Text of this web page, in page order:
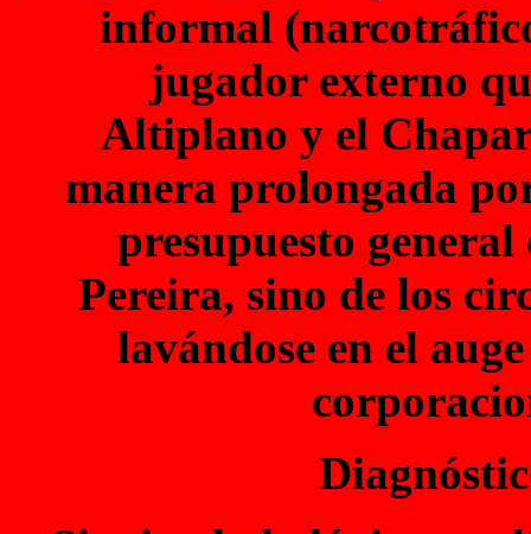
informal
jugador externo
Altiplano y el
manera prolongada
presupuesto
Pereira, sino de los
lavándose en el